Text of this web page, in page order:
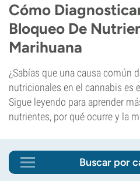
Cómo
Bloqueo De
Marihuana
¿Sabías que una causa común
nutricionales en el cannabis es
Sigue leyendo para aprender
nutrientes, por qué ocurre y la
Buscar por